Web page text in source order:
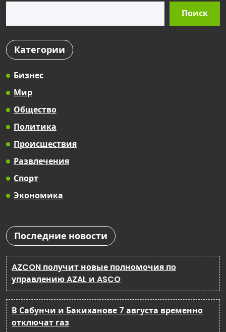
Поиск
Категории
Бизнес
Мир
Общество
Политика
Происшествия
Развлечения
Спорт
Экономика
Последние новости
AZCON получит новые полномочия по
управлению AZAL и ASCO
В Сабунчи и Бакиханове 7 августа временно
отключат газ